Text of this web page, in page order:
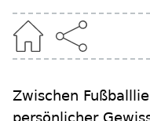
Zwischen
persönlicher